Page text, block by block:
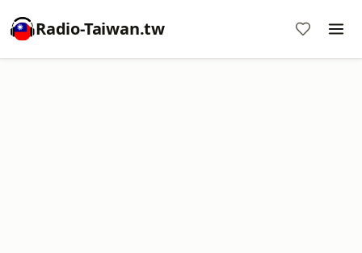
Radio-Taiwan.tw